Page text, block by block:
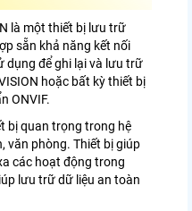
là một thiết bị lưu trữ
sẵn khả năng kết nối
dụng để ghi lại và lưu trữ
hoặc bất kỳ thiết bị
ONVIF.
bị quan trọng trong hệ
văn phòng. Thiết bị giúp
các hoạt động trong
lưu trữ dữ liệu an toàn